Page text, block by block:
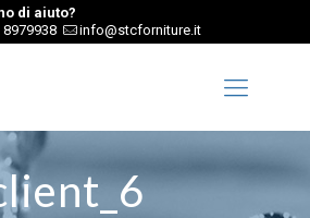
di aiuto?
8979938
info@stcforniture.it